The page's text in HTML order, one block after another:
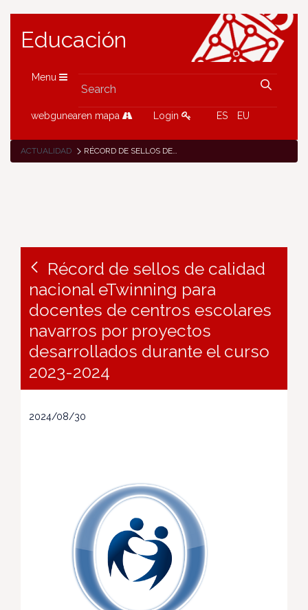
Educación
Menu
webgunearen mapa Login ES EU
ACTUALIDAD RÉCORD DE SELLOS DE CALIDAD NACIONAL ETWINNING PARA DOCENTES DE CENTROS ESCOLARES NAVARROS POR PROYECTOS DESARROLLADOS DURANTE EL CURSO 2023-2024
Récord de sellos de calidad
nacional eTwinning para
docentes de centros escolares
navarros por proyectos
desarrollados durante el curso
2023-2024
2024/08/30